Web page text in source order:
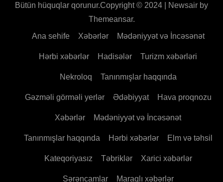
Bütün hüquqlar qorunur.Copyright © 2024
Newsair by
Themeansar.
Ana sehife Xəbərlər Mədəniyyət və İncəsənət
Hərbi xəbərlər Hadisələr Turizm xəbərləri
Nekroloq Tanınmışlar haqqında
Gəzməli görməli yerlər Ədəbiyyat Hava proqnozu
Xəbərlər Mədəniyyət və İncəsənət
Tanınmışlar haqqında Hərbi xəbərlər Elm və təhsil
Kateqoriyasız Təbriklər Xarici xəbərlər
Sərəncamlar Maraqlı xəbərlər